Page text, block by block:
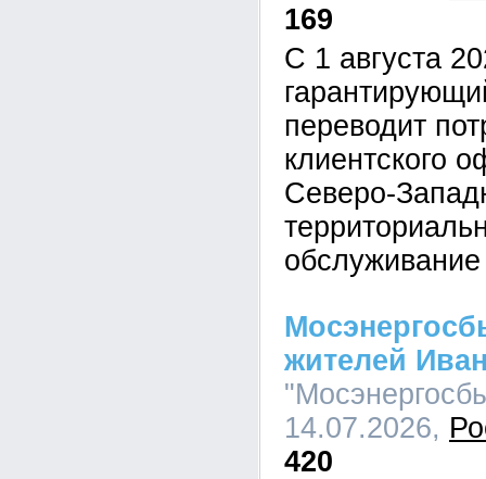
169
С 1 августа
переводит
клиентского
Северо-
жителей
14.07.2026,
420